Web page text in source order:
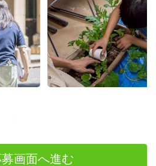
画面へ進む